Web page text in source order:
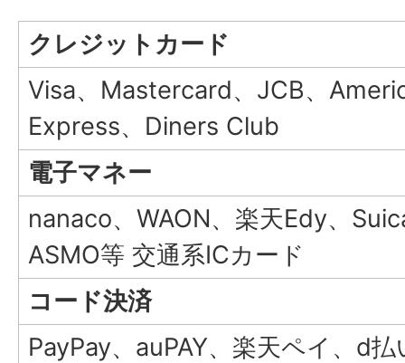
クレジットカード
Visa、Mastercard、JCB、
Express、Diners Club
電子マネー
nanaco、WAON、楽天Edy、
ASMO等 交通系ICカード
コード決済
PayPay、auPAY、楽天ペイ、d払